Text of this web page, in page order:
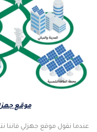
موقع
عندما نقول موقع جهزلي فاننا